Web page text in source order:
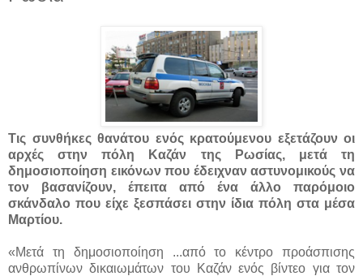
Τις συνθήκες θανάτου ενός κρατούμενου εξετάζουν οι
αρχές στην πόλη Καζάν της Ρωσίας, μετά τη
δημοσιοποίηση εικόνων που έδειχναν αστυνομικούς να
τον βασανίζουν, έπειτα από ένα άλλο παρόμοιο
σκάνδαλο που είχε ξεσπάσει στην ίδια πόλη στα μέσα
Μαρτίου.
«Μετά τη δημοσιοποίηση ...από το κέντρο προάσπισης
ανθρωπίνων δικαιωμάτων του Καζάν ενός βίντεο για τον